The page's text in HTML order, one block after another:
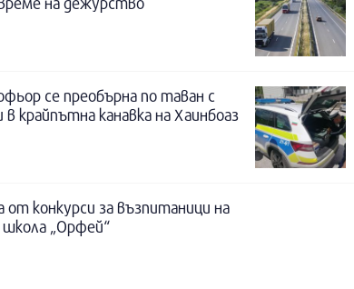
се преобърна по таван с
крайпътна канавка на Хаинбоаз
конкурси за възпитаници на
„Орфей“